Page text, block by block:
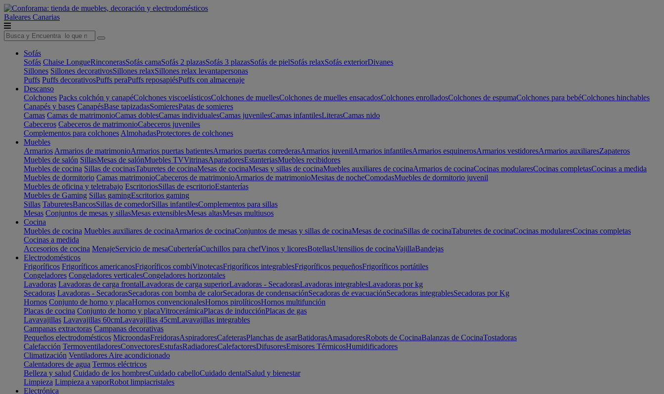
Baleares Canarias
Sofás
Sofás Chaise LongueRinconerasSofás camaSofás 2 plazasSofás 3 plazasSofás de pielSofás relaxSofás exteriorDivanes
Sillones Sillones decorativosSillones relaxSillones relax levantapersonas
Puffs Puffs decorativosPuffs peraPuffs reposapiésPuffs con almacenaje
Descanso
Colchones Packs colchón y canapéColchones viscoelásticosColchones de muellesColchones de muelles ensacadosColchones enrolladosColchones de espumaColchones para bebéColchones hinchables
Canapés y bases CanapésBase tapizadasSomieresPatas de somieres
Camas Camas de matrimonioCamas doblesCamas individualesCamas juvenilesCamas infantilesLiterasCamas nido
Cabeceros Cabeceros de matrimonioCabeceros juveniles
Complementos para colchones AlmohadasProtectores de colchones
Muebles
Armarios Armarios de matrimonioArmarios puertas batientesArmarios puertas correderasArmarios juvenilArmarios infantilesArmarios esquinerosArmarios vestidoresArmarios auxiliaresZapateros
Muebles de salón SillasMesas de salónMuebles TVVitrinasAparadoresEstanteriasMuebles recibidores
Muebles de cocina Sillas de cocinasTaburetes de cocinaMesas de cocinaMesas y sillas de cocinaMuebles auxiliares de cocinaArmarios de cocinaCocinas modularesCocinas completasCocinas a medida
Muebles de dormitorio Camas matrimonioCabeceros de matrimonioArmarios de matrimonioMesitas de nocheComodasMuebles de dormitorio juvenil
Muebles de oficina y teletrabajo EscritoriosSillas de escritorioEstanterías
Muebles de Gaming Sillas gamingEscritorios gaming
Sillas TaburetesBancosSillas de comedorSillas infantilesComplementos para sillas
Mesas Conjuntos de mesas y sillasMesas extensiblesMesas altasMesas multiusos
Cocina
Muebles de cocina Muebles auxiliares de cocinaArmarios de cocinaConjuntos de mesas y sillas de cocinaMesas de cocinaSillas de cocinaTaburetes de cocinaCocinas modularesCocinas completas
Cocinas a medida
Accesorios de cocina MenajeServicio de mesaCuberteríaCuchillos para chefVinos y licoresBotellasUtensilios de cocinaVajillaBandejas
Electrodomésticos
Frigoríficos Frigoríficos americanosFrigoríficos combiVinotecasFrigoríficos integrablesFrigoríficos pequeñosFrigoríficos portátiles
Congeladores Congeladores verticalesCongeladores horizontales
Lavadoras Lavadoras de carga frontalLavadoras de carga superiorLavadoras - SecadorasLavadoras integrablesLavadoras por kg
Secadoras Lavadoras - SecadorasSecadoras con bomba de calorSecadoras de condensaciónSecadoras de evacuaciónSecadoras integrablesSecadoras por Kg
Hornos Conjunto de horno y placaHornos convencionalesHornos pirolíticosHornos multifunción
Placas de cocina Conjunto de horno y placaVitrocerámicaPlacas de inducciónPlacas de gas
Lavavajillas Lavavajillas 60cmLavavajillas 45cmLavavajillas integrables
Campanas extractoras Campanas decorativas
Pequeños electrodomésticos MicroondasFreidorasAspiradoresCafeterasPlanchas de asarBatidorasAmasadoresRobots de CocinaBalanzas de CocinaTostadoras
Calefacción TermoventiladoresConvectoresEstufasRadiadoresCalefactoresDifusoresEmisores TérmicosHumidificadores
Climatización Ventiladores Aire acondicionado
Calentadores de agua Termos eléctricos
Belleza y salud Cuidado de los hombresCuidado cabelloCuidado dentalSalud y bienestar
Limpieza Limpieza a vaporRobot limpiacristales
Electrónica